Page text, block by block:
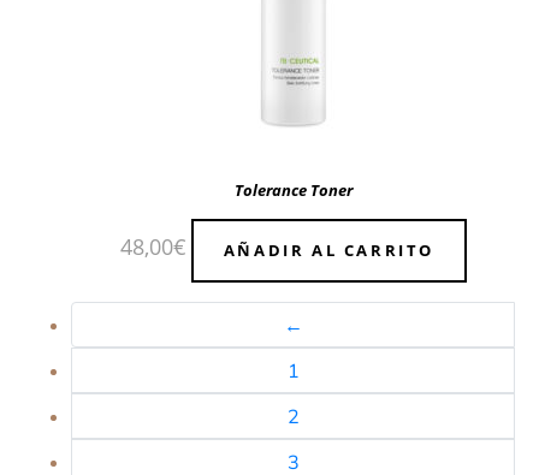
Tolerance Toner
48,00€ AÑADIR AL CARRITO
←
1
2
3